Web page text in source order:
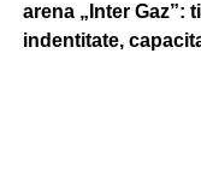
arena „Inter Gaz”:
indentitate,